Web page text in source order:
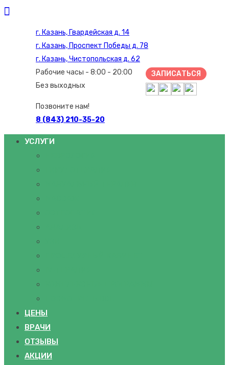
г. Казань, Гвардейская д. 14
г. Казань, Проспект Победы д. 78
г. Казань, Чистопольская д. 62
Рабочие часы - 8:00 - 20:00
Без выходных
ЗАПИСАТЬСЯ
Позвоните нам!
8 (843) 210-35-20
УСЛУГИ
ЦЕНЫ
ВРАЧИ
ОТЗЫВЫ
АКЦИИ